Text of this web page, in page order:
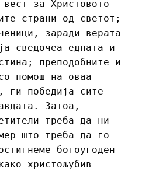
за Христовото
страни од светот;
заради верата
сведочеа едната и
преподобните и
помош на оваа
ги победија сите
Затоа,
треба да ни
што треба да го
богоугоден
христољубив